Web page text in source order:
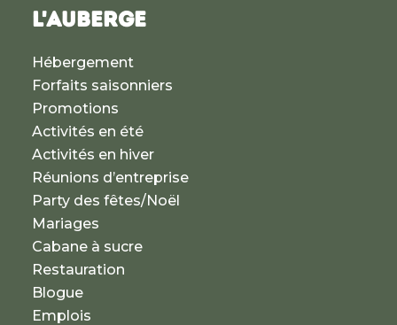
L'AUBERGE
Hébergement
Forfaits saisonniers
Promotions
Activités en été
Activités en hiver
Réunions d’entreprise
Party des fêtes/Noël
Mariages
Cabane à sucre
Restauration
Blogue
Emplois